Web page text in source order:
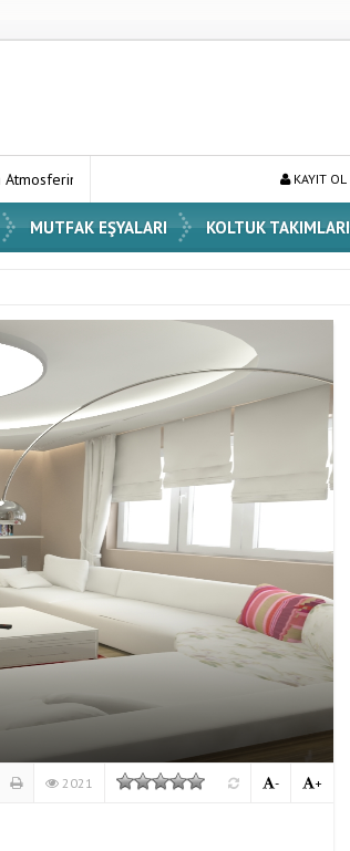
Şık Vazo Modelleri ve Dekorasyon FikirleriKAYIT OL
MUTFAK EŞYALARI KOLTUK TAKIMLARI
2021 +
-